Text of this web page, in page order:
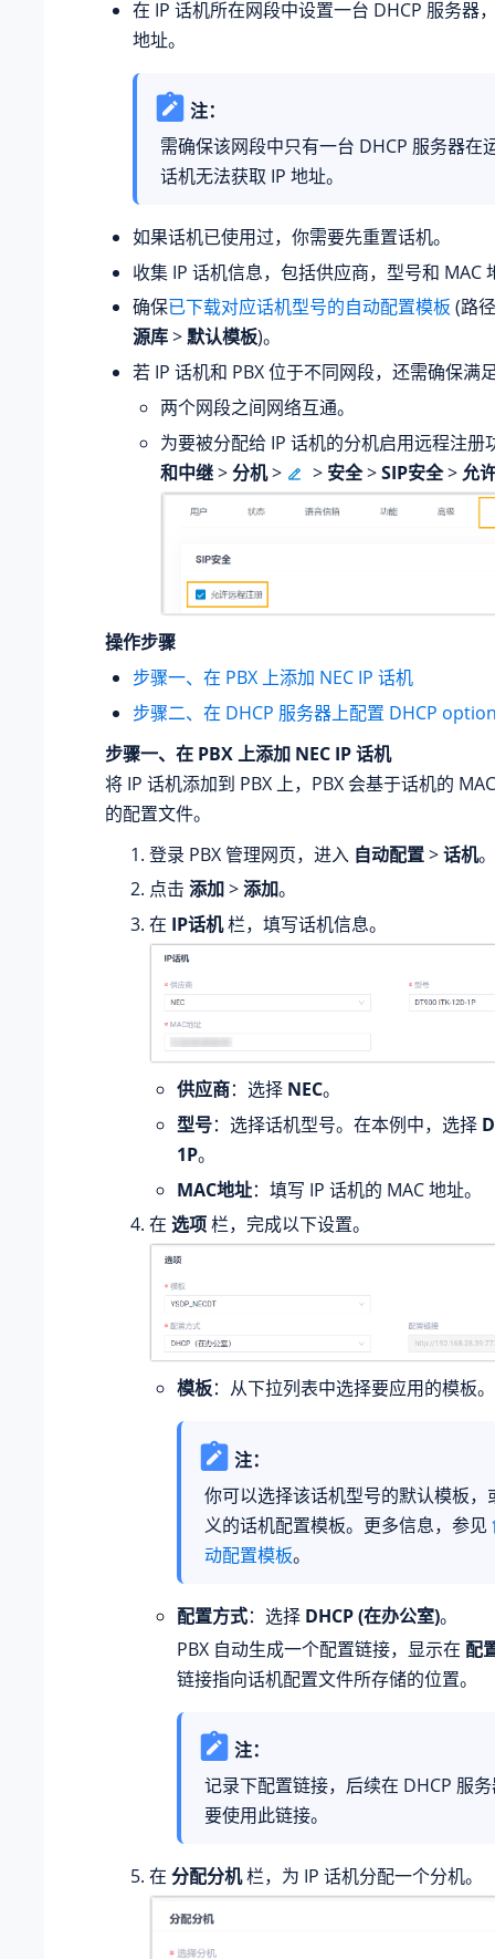
在 IP 话机所在网段中设置一台 DHCP 服务器
地址。
注：
需确保该网段中只有一台 DHCP 服务器在
话机无法获取 IP 地址。
如果话机已使用过，你需要先重置话机。
收集 IP 话机信息，包括供应商，型号和 MAC
确保已下载对应话机型号的自动配置模板(路
源库>默认模板)。
若 IP 话机和 PBX 位于不同网段，还需确保满
两个网段之间网络互通。
为要被分配给 IP 话机的分机启用远程注册
和中继>分机> > 安全>SIP安全>允
操作步骤
步骤一、在 PBX 上添加 NEC IP 话机
步骤二、在 DHCP 服务器上配置 DHCP
步骤一、在 PBX 上添加 NEC IP 话机
将 IP 话机添加到 PBX 上，PBX 会基于话机的
的配置文件。
登录 PBX 管理网页，进入 自动配置>话机。
点击 添加>添加。
在 IP话机栏，填写话机信息。
供应商：选择 NEC。
型号：选择话机型号。在本例中，选择
1P。
MAC地址：填写 IP 话机的 MAC 地址。
在 选项栏，完成以下设置。
模板：从下拉列表中选择要应用的模板。
注：
你可以选择该话机型号的默认模板，
义的话机配置模板。更多信息，参见
动配置模板。
配置方式：选择 DHCP (在办公室)。
PBX 自动生成一个配置链接，显示在 配
链接指向话机配置文件所存储的位置。
注：
记录下配置链接，后续在 DHCP 服
要使用此链接。
在 分配分机栏，为 IP 话机分配一个分机。